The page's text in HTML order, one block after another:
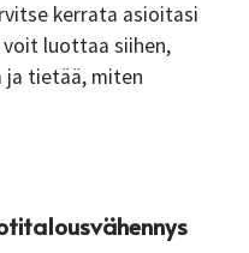
kerrata asioitasi
voit luottaa siihen,
ja tietää, miten